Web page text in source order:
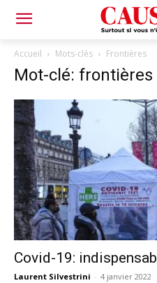
Accueil Mots-clés Frontières
Mot-clé: frontières
Covid-19:
Laurent Silvestrini - 4 janvier 2022